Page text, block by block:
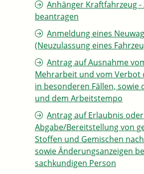
Anhänger Kraftfahrzeug -
beantragen
Anmeldung eines
(Neuzulassung eines
Antrag auf Ausnahme
Mehrarbeit und vom Verbot
in besonderen Fällen, sowie
und dem Arbeitstempo
Antrag auf Erlaubnis
Abgabe/Bereitstellung von
Stoffen und Gemischen
sowie Änderungsanzeigen
sachkundigen Person